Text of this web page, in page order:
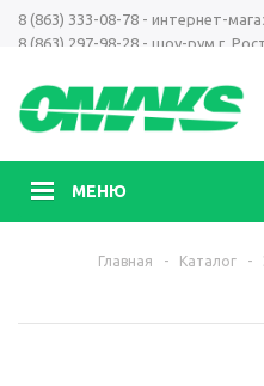
8 (863) 333-08-78 - интернет-
8 (863) 297-98-28 - шоу-рум г.
МЕНЮ
Главная - Каталог -